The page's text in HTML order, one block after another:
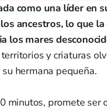
como una líder en
ancestros, lo que
los mares
y criaturas
hermana pequeña.
minutos, promete ser